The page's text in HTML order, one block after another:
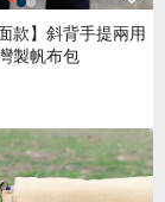
款】斜背手提兩用
製帆布包